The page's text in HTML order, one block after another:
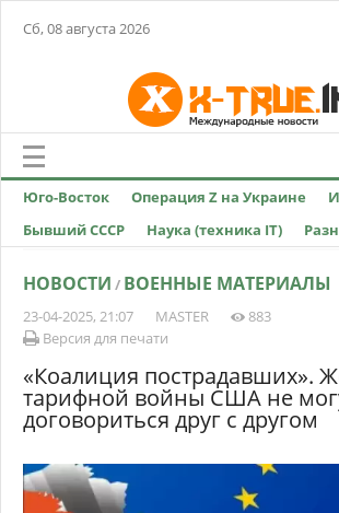
Сб, 08 августа 2026
Юго-Восток Операция Z на Украине
Бывший СССР
Наука (техника IT)
НОВОСТИ / ВОЕННЫЕ МАТЕРИАЛЫ
23-04-2025, 21:07 MASTER
883
Версия для печати
«Коалиция пострадавших».
тарифной войны США не
договориться друг с другом